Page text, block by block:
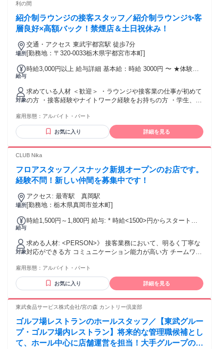
利の間
紹介制ラウンジの接客スタッフ／紹介制ラウンジ✨客
層良好×高額バック！禁煙店＆土日祝休み！
場所
交通・アクセス 東武宇都宮駅 徒歩7分
[勤務地：〒320-0033栃木県宇都宮市本町]
給与
時給3,000円以上 給与詳細 基本給：時給 3000円 〜 ★体験入
規定による各種バックが用意されています。 還元内容や支給
条件については、面接時または体験入店前にご確認くださ
い。 ■待機中の時給カットなし お客様の接客をしていない待
機時間を理由とした、時給のカットはありません。 勤務した
✅ノルマと罰金なし 売上や出勤に関するノルマは設けていま
せん。 罰金や内容の分からない天引きもなく、自分のペース
で仕事に取り組めます。 ✅昇給あり 仕事への取り組みや勤務
状況などに応じて、昇給の機会があります。 具体的な評価基
準や昇給時期は、面接時にご確認ください。 ■ヘアメ無料、
送迎無料 市内及び近郊の方は勤務後は、ベテランドライバー
による送りを利用できます。 帰宅時の移動負担を抑えられま
す。
対象
求めている人材 ＜歓迎＞ ・ラウンジや接客業の仕事が初めて
の方 ・接客経験やナイトワーク経験をお持ちの方 ・学生、フ
きたい方 ・人と会話をすることが好きな方 ・落ち着いた雰囲
気の店舗で働きたい方 ・お酒を飲まずに接客したい方 ・久し
ぶりに仕事へ復帰したい方
雇用形態： アルバイト・パート
お気に入り 詳細を見る
CLUB Nika
フロアスタッフ／スナック新規オープンのお店です。
経験不問！新しい仲間を募集中です！
場所
アクセス: 最寄駅 真岡駅
[勤務地：栃木県真岡市並木町]
給与
時給1,500円～1,800円 給与: * 時給<1500>円からスタート
づくインセンティブ制度あり。詳細は面接時にお伝えしま
す。
対象
求める人材: <PERSON>》 接客業務において、明るく丁寧な
対応ができる方 コミュニケーション能力が高い方 チームワー
者歓迎
雇用形態： アルバイト・パート
お気に入り 詳細を見る
東武食品サービス株式会社/宮の森 カントリー倶楽部
ゴルフ場レストランのホールスタッフ／【東武グルー
プ・ゴルフ場内レストラン】将来的な管理職候補とし
て、ホール中心に店舗運営を担当！大手グループの安